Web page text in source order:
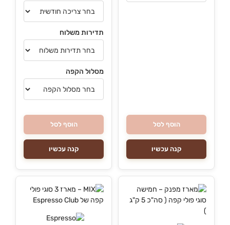
הוסף לסל
קנה עכשיו
תדירות משלוח
מסלול הקפה
הוסף לסל
קנה עכשיו